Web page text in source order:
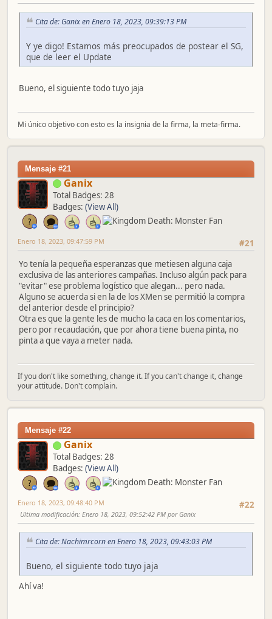
Cita de: Ganix en Enero 18, 2023, 09:39:13 PM
Y ye digo! Estamos más preocupados de postear el SG,
que de leer el Update
Bueno, el siguiente todo tuyo jaja
Mi único objetivo con esto es la insignia de la firma, la meta-firma.
Mensaje #21
Ganix
Total Badges: 28
Badges: (View All)
#21
Enero 18, 2023, 09:47:59 PM
Yo tenía la pequeña esperanzas que metiesen alguna caja
exclusiva de las anteriores campañas. Incluso algún pack para
"evitar" ese problema logístico que alegan... pero nada.
Alguno se acuerda si en la de los XMen se permitió la compra
del anterior desde el principio?
Otra es que la gente les de mucho la caca en los comentarios,
pero por recaudación, que por ahora tiene buena pinta, no
pinta a que vaya a meter nada.
If you don't like something, change it. If you can't change it, change
your attitude. Don't complain.
Mensaje #22
Ganix
Total Badges: 28
Badges: (View All)
#22
Enero 18, 2023, 09:48:40 PM
Ultima modificación: Enero 18, 2023, 09:52:42 PM por Ganix
Cita de: Nachimrcorn en Enero 18, 2023, 09:43:03 PM
Bueno, el siguiente todo tuyo jaja
Ahí va!